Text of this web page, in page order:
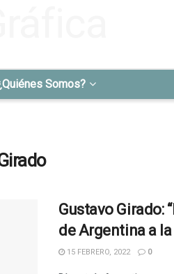
Somos?
Gustavo Girado:
de Argentina a la
15 FEBRERO, 2022 0